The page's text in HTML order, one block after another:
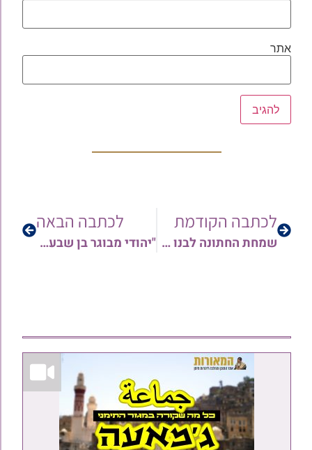
אתר
לכתבה הקודמת
שמחת החתונה לבנו של רב מרכז העיר אלעד, הגאון הגדול רבי ברוך עוקשי שליט"א | גלריה נרחבת
לכתבה הבאה
"יהודי מבוגר בן שבעים בא לסליחות ורעד מהתרגשות" – ראש כולל 'מאורות הרש"ש' בנס ציונה, הגאון רבי אליה טובים שליט"א בסיפור מרגש | צפו בוידאו!